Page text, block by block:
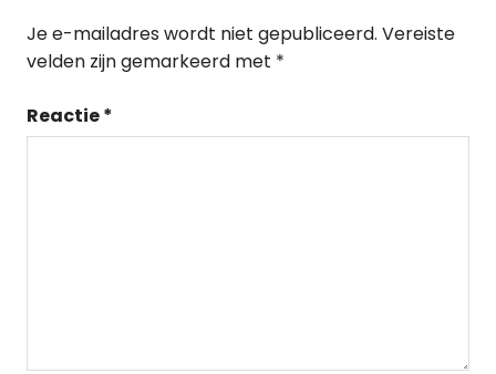
Je e-mailadres wordt niet gepubliceerd. Vereiste
velden zijn gemarkeerd met *
Reactie*